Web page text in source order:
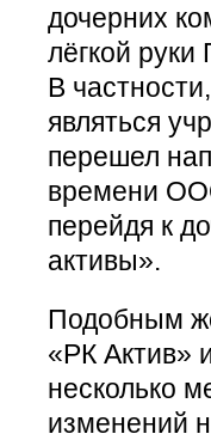
дочерних
лёгкой
В
являться
перешел
времени
перейдя к
активы».
Подобным
«РК Актив»
несколько
изменений